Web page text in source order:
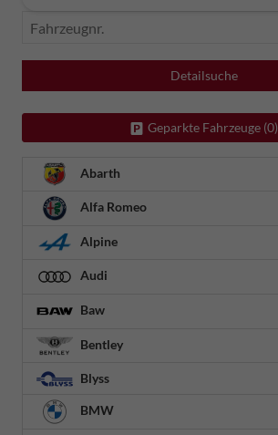
Fahrzeugnr.
Detailsuche
Geparkte Fahrzeuge (0)
Abarth
Alfa Romeo
Alpine
Audi
Baw
Bentley
Blyss
BMW